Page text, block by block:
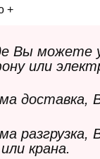
+
Вы можете
или
крана.